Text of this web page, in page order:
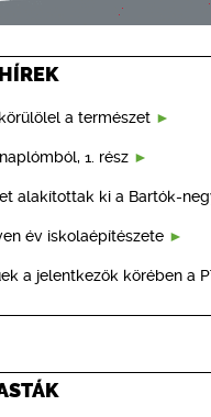
a természet
1. rész
alakítottak ki a Bartók-
év iskolaépítészete
a jelentkezők körében a